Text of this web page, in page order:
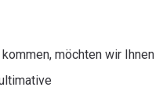
möchten wir Ihnen